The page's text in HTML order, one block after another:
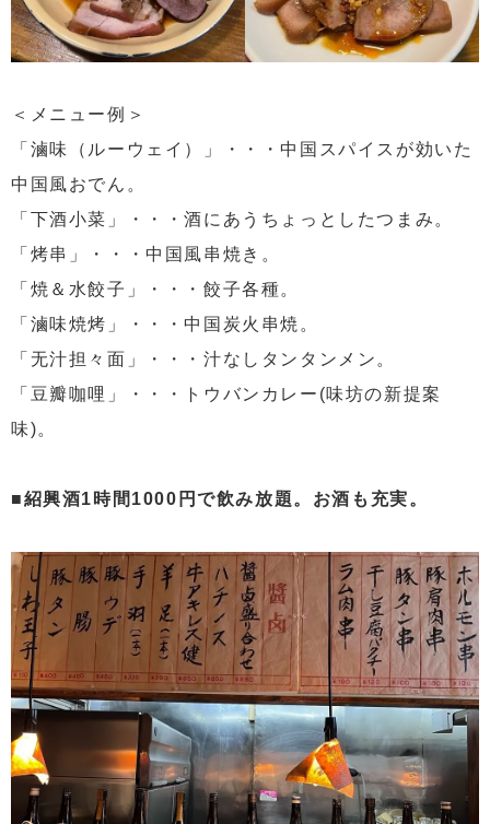
＜メニュー例＞
「滷味（ルーウェイ）」・・・中国スパイスが効いた
中国風おでん。
「下酒小菜」・・・酒にあうちょっとしたつまみ。
「烤串」・・・中国風串焼き。
「焼＆水餃子」・・・餃子各種。
「滷味焼烤」・・・中国炭火串焼。
「无汁担々面」・・・汁なしタンタンメン。
「豆瓣咖哩」・・・トウバンカレー(味坊の新提案
味)。
■紹興酒1時間1000円で飲み放題。お酒も充実。